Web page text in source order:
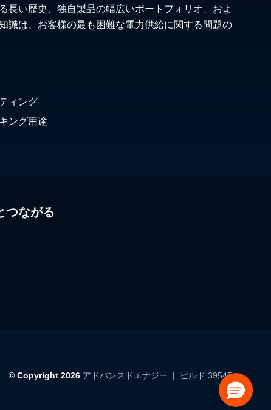
長い歴史、独自製品の幅広いポートフォリオ、およ
識は、お客様の最も困難な電力供給に関する問題の
ィング
ング用途
つながる
© Copyright 2026 アドバンスドエナジー | ビルド 39545